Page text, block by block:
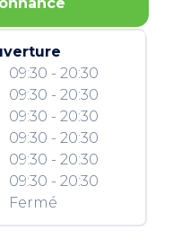
09:30 - 20:30
09:30 - 20:30
09:30 - 20:30
09:30 - 20:30
09:30 - 20:30
09:30 - 20:30
Fermé